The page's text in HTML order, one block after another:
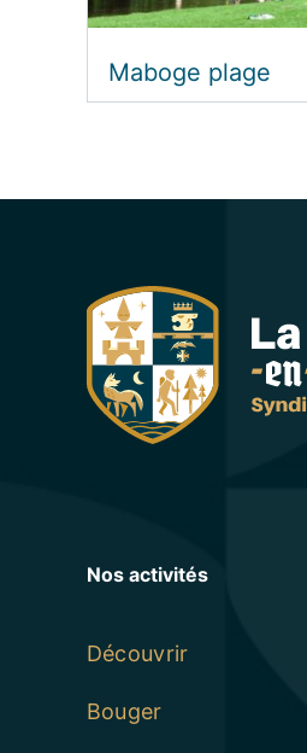
Maboge plage
Nos activités
Découvrir
Bouger